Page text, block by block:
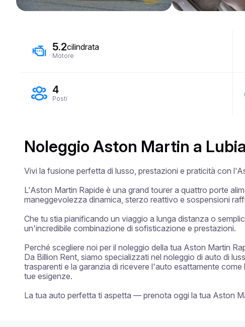
5.2cilindrata
Motore
4
Posti
Noleggio Aston Martin a
Vivi la fusione perfetta di lusso, prestazioni e praticità con
L'Aston Martin Rapide è una grand tourer a quattro porte
maneggevolezza dinamica, sterzo reattivo e sospensioni
Che tu stia pianificando un viaggio a lunga distanza o
un'incredibile combinazione di sofisticazione e prestazioni.
Perché scegliere noi per il noleggio della tua Aston Martin
Da Billion Rent, siamo specializzati nel noleggio di auto di
trasparenti e la garanzia di ricevere l'auto esattamente
tue esigenze.
La tua auto perfetta ti aspetta — prenota oggi la tua Aston